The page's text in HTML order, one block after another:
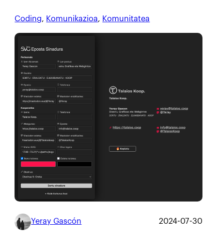
Coding, Komunikazioa, Komunitatea
Yeray Gascón 2024-07-30